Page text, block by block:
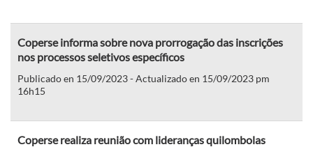
Coperse informa sobre nova prorrogação das inscrições
nos processos seletivos específicos
Publicado en 15/09/2023 - Actualizado en 15/09/2023 pm
16h15
Coperse realiza reunião com lideranças quilombolas